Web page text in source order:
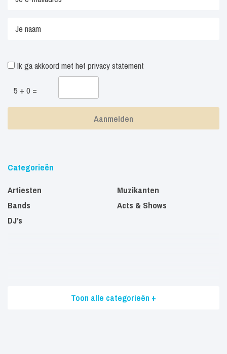
Ik ga akkoord met het privacy statement
5 + 0 =
Categorieën
Artiesten
Bands
DJ’s
Muzikanten
Acts & Shows
Toon alle categorieën +